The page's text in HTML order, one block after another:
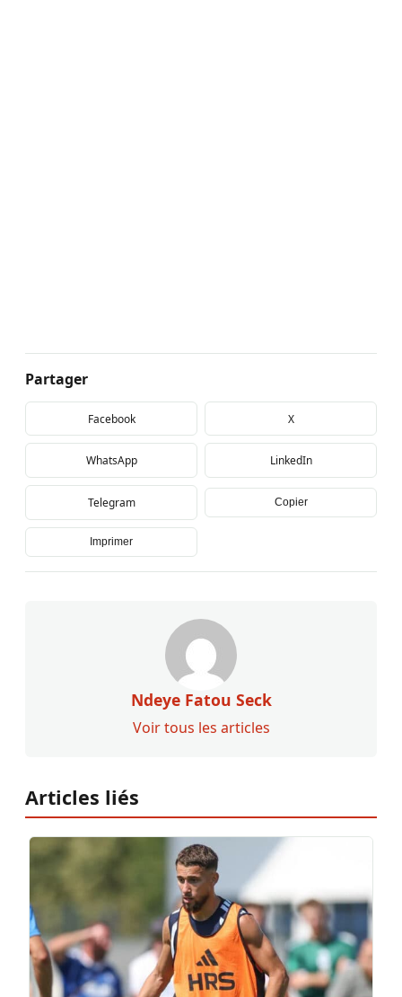
Partager
Facebook X
WhatsApp LinkedIn
Telegram Copier
Imprimer
Ndeye Fatou Seck
Voir tous les articles
Articles liés